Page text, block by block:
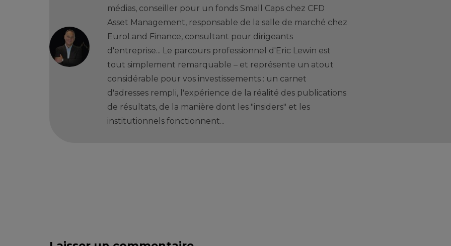
médias, conseiller pour un fonds Small Caps chez CFD
Asset Management, responsable de la salle de marché chez
EuroLand Finance, consultant pour dirigeants
d'entreprise... Le parcours professionnel d'Eric Lewin est
tout simplement remarquable – et représente un atout
considérable pour vos investissements : un carnet
d'adresses rempli, l'expérience de la réalité des publications
de résultats, de la manière dont les "insiders" et les
institutionnels fonctionnent...